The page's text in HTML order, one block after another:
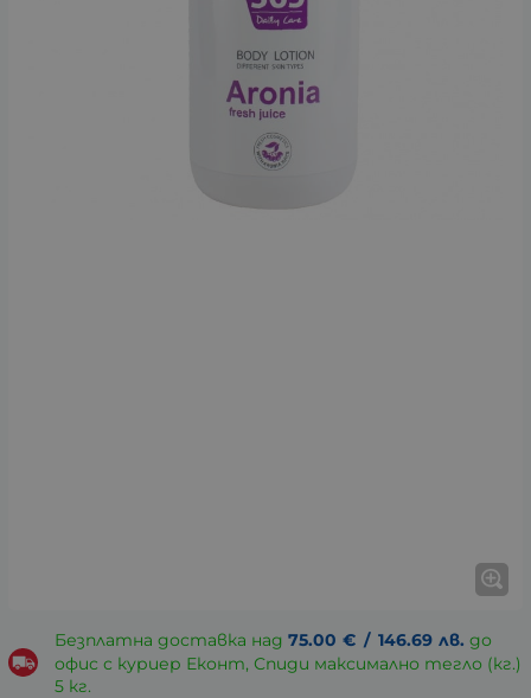
Безплатна доставка над 75.00 € / 146.69 лв. до
офис с куриер Еконт, Спиди максимално тегло (кг.)
5 кг.